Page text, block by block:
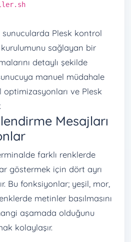
sunucularda Plesk kontrol
sağlayan bir
detaylı şekilde
manuel müdahale
ve Plesk
Mesajları
farklı renklerde
göstermek için dört ayrı
Bu fonksiyonlar; yeşil, mor,
metinler basılmasını
aşamada olduğunu
kolaylaşır.